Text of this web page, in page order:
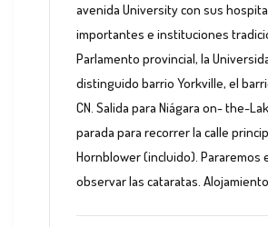
avenida University con sus
importantes e instituciones
Parlamento provincial, la
distinguido barrio Yorkville, el
CN. Salida para Niágara on- the-
parada para recorrer la calle
Hornblower (incluido). Pararemos
observar las cataratas.